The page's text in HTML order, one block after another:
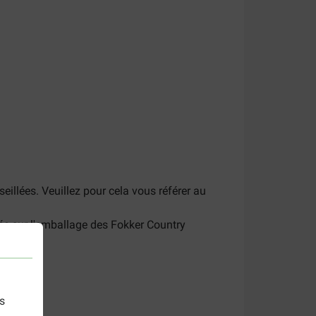
Veuillez pour cela vous référer au
sur l'emballage des Fokker Country